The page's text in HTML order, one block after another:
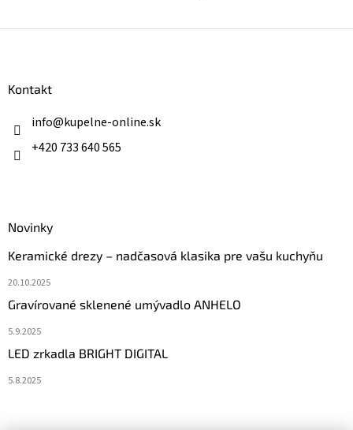
Kontakt
info@kupelne-online.sk
+420 733 640 565
Novinky
Keramické drezy – nadčasová klasika pre vašu kuchyňu
20.10.2025
Gravírované sklenené umývadlo ANHELO
5.9.2025
LED zrkadla BRIGHT DIGITAL
5.8.2025